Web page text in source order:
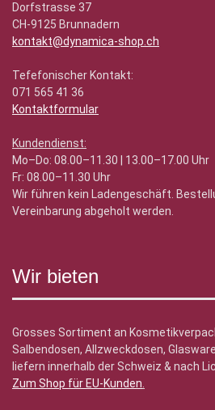
Dorfstrasse 37
CH-9125 Brunnadern
kontakt@dynamica-shop.ch
Tefefonischer Kontakt:
071 565 41 36
Kontaktformular
Kundendienst:
Mo–Do: 08.00–11.30 | 13.00–17.00 Uhr
Fr: 08.00–11.30 Uhr
Wir führen kein Ladengeschäft.
Vereinbarung abgeholt werden.
Wir bieten
Grosses Sortiment an
Salbendosen, Allzweckdosen,
liefern innerhalb der Schweiz & nach
Zum Shop für EU-Kunden.